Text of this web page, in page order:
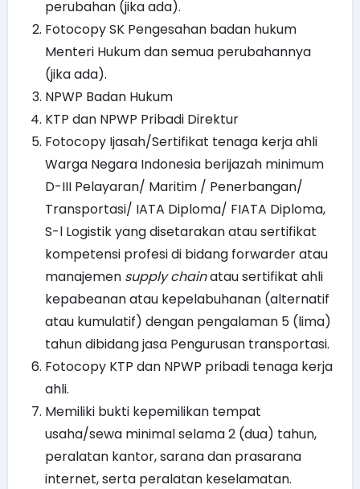
perubahan (jika ada).
Fotocopy SK Pengesahan badan hukum
Menteri Hukum dan semua perubahannya
(jika ada).
NPWP Badan Hukum
KTP dan NPWP Pribadi Direktur
Fotocopy Ijasah/Sertifikat tenaga kerja ahli
Warga Negara Indonesia berijazah minimum
D-III Pelayaran/ Maritim / Penerbangan/
Transportasi/ IATA Diploma/ FIATA Diploma,
S-l Logistik yang disetarakan atau sertifikat
kompetensi profesi di bidang forwarder atau
manajemen supply chainatau sertifikat ahli
kepabeanan atau kepelabuhanan (alternatif
atau kumulatif) dengan pengalaman 5 (lima)
tahun dibidang jasa Pengurusan transportasi.
Fotocopy KTP dan NPWP pribadi tenaga kerja
ahli.
Memiliki bukti kepemilikan tempat
usaha/sewa minimal selama 2 (dua) tahun,
peralatan kantor, sarana dan prasarana
internet, serta peralatan keselamatan.